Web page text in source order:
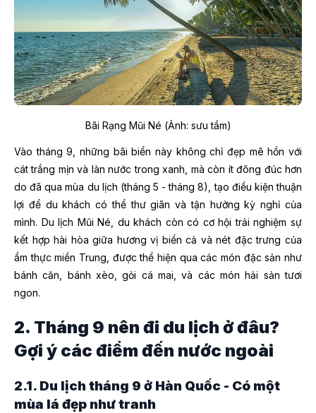
Bãi Rạng Mũi Né (Ảnh: sưu tầm)
Vào tháng 9, những bãi biển này không chỉ đẹp mê hồn với
cát trắng mịn và làn nước trong xanh, mà còn ít đông đúc hơn
do đã qua mùa du lịch (tháng 5 - tháng 8), tạo điều kiện thuận
lợi để du khách có thể thư giãn và tận hưởng kỳ nghỉ của
mình. Du lịch Mũi Né, du khách còn có cơ hội trải nghiệm sự
kết hợp hài hòa giữa hương vị biển cả và nét đặc trưng của
ẩm thực miền Trung, được thể hiện qua các món đặc sản như
bánh căn, bánh xèo, gỏi cá mai, và các món hải sản tươi
ngon.
2. Tháng 9 nên đi du lịch ở đâu?
Gợi ý các điểm đến nước ngoài
2.1. Du lịch tháng 9 ở Hàn Quốc - Có một
mùa lá đẹp như tranh